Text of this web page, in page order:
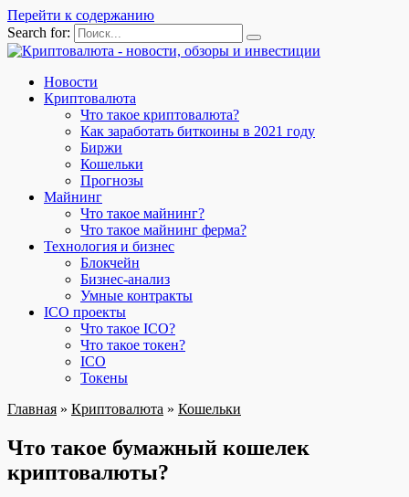
Перейти к содержанию
Search for:
Новости
Криптовалюта
Что такое криптовалюта?
Как заработать биткоины в 2021 году
Биржи
Кошельки
Прогнозы
Майнинг
Что такое майнинг?
Что такое майнинг ферма?
Технология и бизнес
Блокчейн
Бизнес-анализ
Умные контракты
ICO проекты
Что такое ICO?
Что такое токен?
ICO
Токены
Главная » Криптовалюта » Кошельки
Что такое бумажный кошелек
криптовалюты?